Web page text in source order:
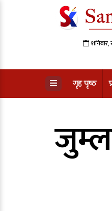
शनिबार,
गृह पृष्ठ